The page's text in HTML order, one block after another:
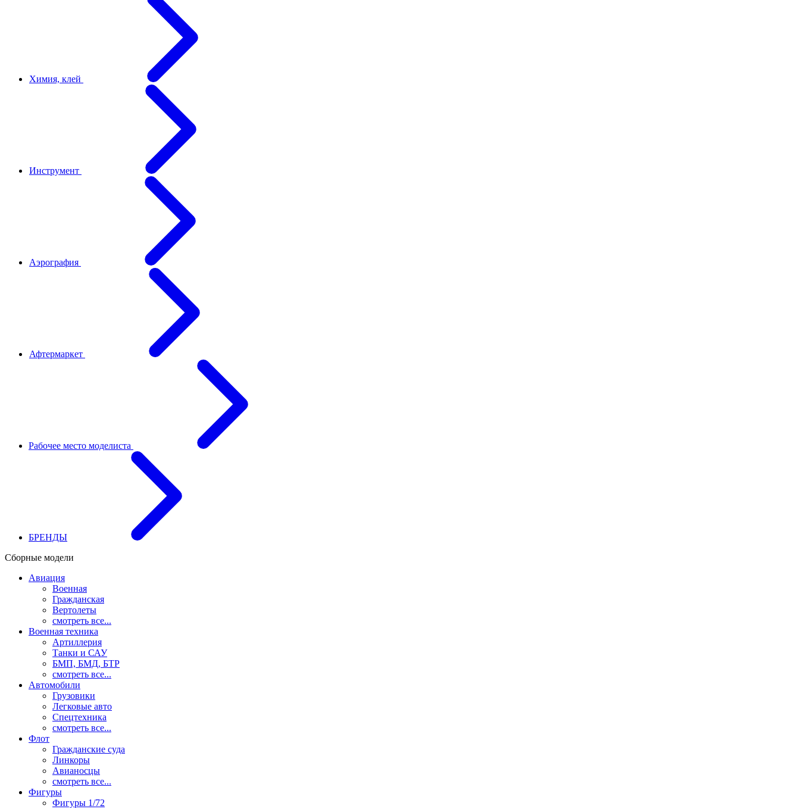
Химия, клей
Инструмент
Аэрография
Афтермаркет
Рабочее место моделиста
БРЕНДЫ
Сборные модели
Авиация
Военная
Гражданская
Вертолеты
смотреть все...
Военная техника
Артиллерия
Танки и САУ
БМП, БМД, БТР
смотреть все...
Автомобили
Грузовики
Легковые авто
Спецтехника
смотреть все...
Флот
Гражданские суда
Линкоры
Авианосцы
смотреть все...
Фигуры
Фигуры 1/72